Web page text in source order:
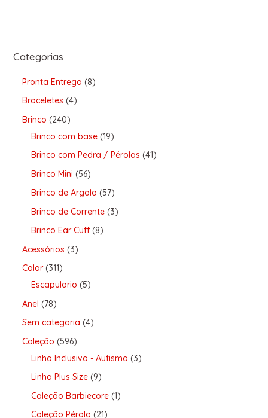
Categorias
Pronta Entrega 8
Braceletes 4
Brinco 240
Brinco com base 19
Brinco com Pedra / Pérolas 41
Brinco Mini 56
Brinco de Argola 57
Brinco de Corrente 3
Brinco Ear Cuff 8
Acessórios 3
Colar 311
Escapulario 5
Anel 78
Sem categoria 4
Coleção 596
Linha Inclusiva - Autismo 3
Linha Plus Size 9
Coleção Barbiecore 1
Coleção Pérola 21